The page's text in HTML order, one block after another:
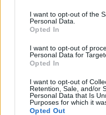
I want to opt-out of the
Personal Data.
Opted In
I want to opt-out of
Personal Data for
Opted In
I want to opt-out of
Retention, Sale, and/or
Personal Data that Is
Purposes for which it
Opted Out
TI